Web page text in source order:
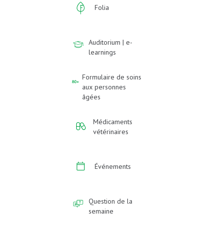
Folia
Auditorium | e-
learnings
Formulaire de soins
aux personnes
âgées
Médicaments
vétérinaires
Événements
Question de la
semaine